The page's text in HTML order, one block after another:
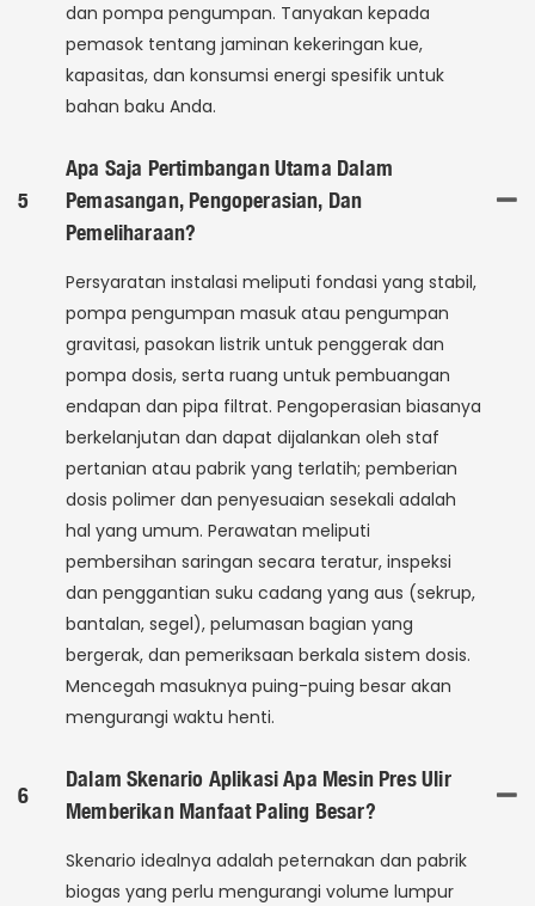
dan pompa pengumpan. Tanyakan kepada
pemasok tentang jaminan kekeringan kue,
kapasitas, dan konsumsi energi spesifik untuk
bahan baku Anda.
5
Apa Saja Pertimbangan Utama Dalam
Pemasangan, Pengoperasian, Dan
Pemeliharaan?
Persyaratan instalasi meliputi fondasi yang stabil,
pompa pengumpan masuk atau pengumpan
gravitasi, pasokan listrik untuk penggerak dan
pompa dosis, serta ruang untuk pembuangan
endapan dan pipa filtrat. Pengoperasian biasanya
berkelanjutan dan dapat dijalankan oleh staf
pertanian atau pabrik yang terlatih; pemberian
dosis polimer dan penyesuaian sesekali adalah
hal yang umum. Perawatan meliputi
pembersihan saringan secara teratur, inspeksi
dan penggantian suku cadang yang aus (sekrup,
bantalan, segel), pelumasan bagian yang
bergerak, dan pemeriksaan berkala sistem dosis.
Mencegah masuknya puing-puing besar akan
mengurangi waktu henti.
6
Dalam Skenario Aplikasi Apa Mesin Pres Ulir
Memberikan Manfaat Paling Besar?
Skenario idealnya adalah peternakan dan pabrik
biogas yang perlu mengurangi volume lumpur